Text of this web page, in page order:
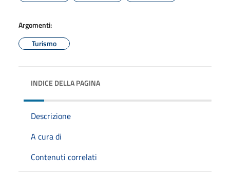
Argomenti:
Turismo
INDICE DELLA PAGINA
Descrizione
A cura di
Contenuti correlati